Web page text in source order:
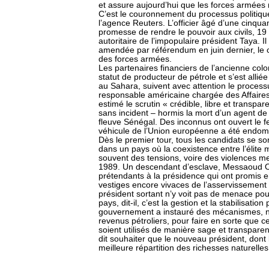
et assure aujourd’hui que les forces
C’est le couronnement du processus
l’agence Reuters. L’officier âgé d’une
promesse de rendre le pouvoir aux civils,
autoritaire de l’impopulaire président Taya.
amendée par référendum en juin dernier, le
des forces armées.
Les partenaires financiers de l’ancienne
statut de producteur de pétrole et s’est
au Sahara, suivent avec attention le
responsable américaine chargée des
estimé le scrutin « crédible, libre et
sans incident – hormis la mort d’un agent
fleuve Sénégal. Des inconnus ont ouvert le
véhicule de l’Union européenne a été
Dès le premier tour, tous les candidats se
dans un pays où la coexistence entre l’élite
souvent des tensions, voire des violences
1989. Un descendant d’esclave, Messaoud
prétendants à la présidence qui ont promis
vestiges encore vivaces de
président sortant n’y voit pas de menace
pays, dit-il, c’est la gestion et la
gouvernement a instauré des mécanismes,
revenus pétroliers, pour faire en sorte que
soient utilisés de manière sage et
dit souhaiter que le nouveau président,
meilleure répartition des richesses